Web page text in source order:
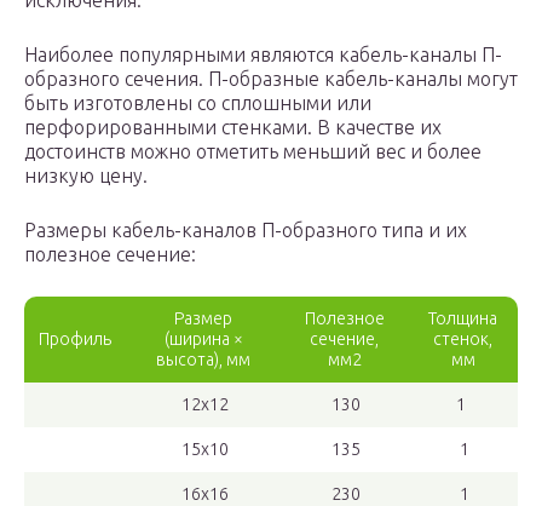
Наиболее популярными являются кабель-каналы П-
образного сечения. П-образные кабель-каналы могут
быть изготовлены со сплошными или
перфорированными стенками. В качестве их
достоинств можно отметить меньший вес и более
низкую цену.
Размеры кабель-каналов П-образного типа и их
полезное сечение:
Профиль
Размер
(ширина ×
высота), мм
Полезное
сечение,
мм2
Толщина
стенок,
мм
12х12 130 1
15х10 135 1
16х16 230 1